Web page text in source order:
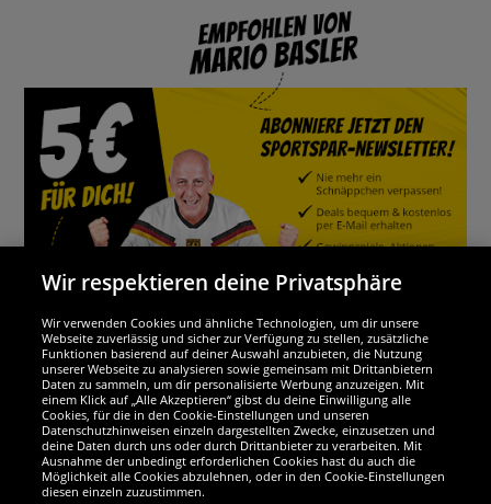
Wir sind ausgezeichnet
Wir respektieren deine Privatsphäre
Wir verwenden Cookies und ähnliche Technologien, um dir unsere
Webseite zuverlässig und sicher zur Verfügung zu stellen, zusätzliche
Funktionen basierend auf deiner Auswahl anzubieten, die Nutzung
unserer Webseite zu analysieren sowie gemeinsam mit Drittanbietern
Daten zu sammeln, um dir personalisierte Werbung anzuzeigen. Mit
einem Klick auf „Alle Akzeptieren“ gibst du deine Einwilligung alle
Cookies, für die in den Cookie-Einstellungen und unseren
Datenschutzhinweisen einzeln dargestellten Zwecke, einzusetzen und
deine Daten durch uns oder durch Drittanbieter zu verarbeiten. Mit
Ausnahme der unbedingt erforderlichen Cookies hast du auch die
Möglichkeit alle Cookies abzulehnen, oder in den Cookie-Einstellungen
diesen einzeln zuzustimmen.